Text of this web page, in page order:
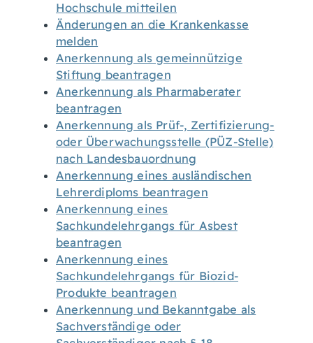
Hochschule mitteilen
Änderungen an die Krankenkasse
melden
Anerkennung als gemeinnützige
Stiftung beantragen
Anerkennung als Pharmaberater
beantragen
Anerkennung als Prüf-, Zertifizierung-
oder Überwachungsstelle (PÜZ-Stelle)
nach Landesbauordnung
Anerkennung eines ausländischen
Lehrerdiploms beantragen
Anerkennung eines
Sachkundelehrgangs für Asbest
beantragen
Anerkennung eines
Sachkundelehrgangs für Biozid-
Produkte beantragen
Anerkennung und Bekanntgabe als
Sachverständige oder